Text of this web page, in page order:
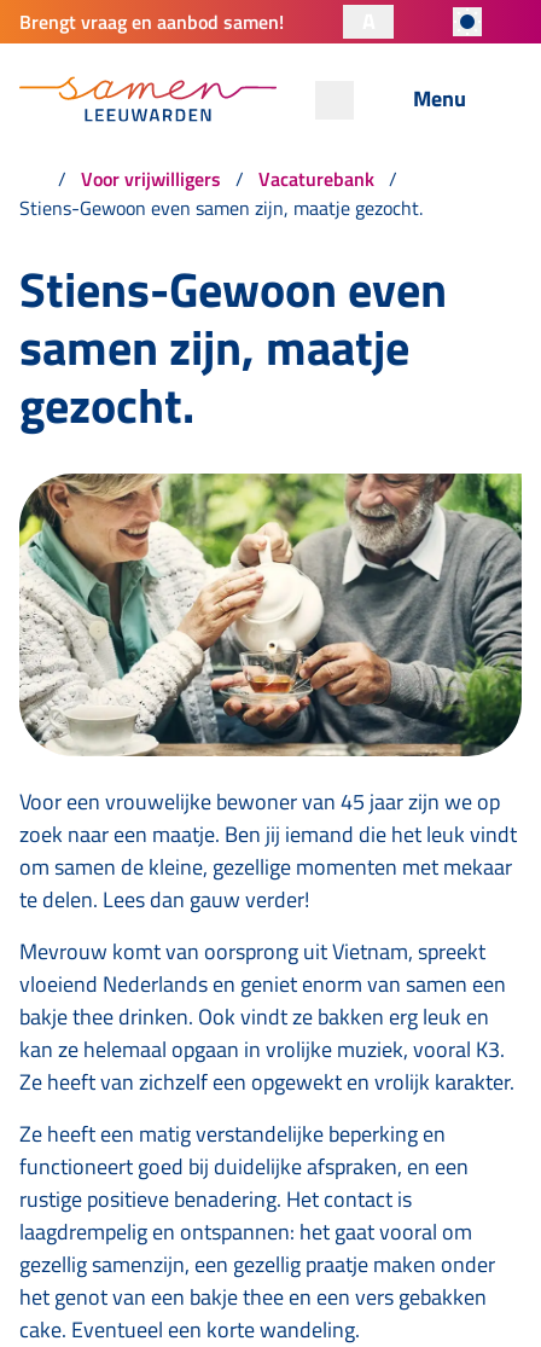
Brengt vraag en aanbod samen!
Menu
Voor vrijwilligers
Vacaturebank
Stiens-Gewoon even samen zijn, maatje gezocht.
Stiens-Gewoon even
samen zijn, maatje
gezocht.
Voor een vrouwelijke bewoner van 45 jaar zijn we op
zoek naar een maatje. Ben jij iemand die het leuk vindt
om samen de kleine, gezellige momenten met mekaar
te delen. Lees dan gauw verder!
Mevrouw komt van oorsprong uit Vietnam, spreekt
vloeiend Nederlands en geniet enorm van samen een
bakje thee drinken. Ook vindt ze bakken erg leuk en
kan ze helemaal opgaan in vrolijke muziek, vooral K3.
Ze heeft van zichzelf een opgewekt en vrolijk karakter.
Ze heeft een matig verstandelijke beperking en
functioneert goed bij duidelijke afspraken, en een
rustige positieve benadering. Het contact is
laagdrempelig en ontspannen: het gaat vooral om
gezellig samenzijn, een gezellig praatje maken onder
het genot van een bakje thee en een vers gebakken
cake. Eventueel een korte wandeling.